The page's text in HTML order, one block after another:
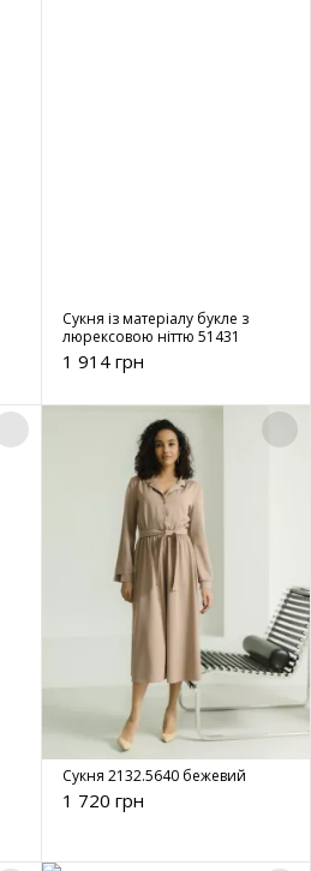
Сукня із матеріалу букле з
люрексовою ніттю 51431
1 914 грн
Сукня 2132.5640 бежевий
1 720 грн